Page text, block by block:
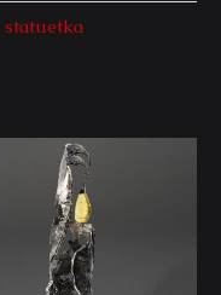
statuetka